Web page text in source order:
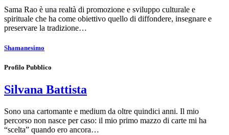
Sama Rao è una realtà di promozione e sviluppo culturale e
spirituale che ha come obiettivo quello di diffondere, insegnare e
preservare la tradizione…
Shamanesimo
Profilo Pubblico
Silvana Battista
Sono una cartomante e medium da oltre quindici anni. Il mio
percorso non nasce per caso: il mio primo mazzo di carte mi ha
“scelta” quando ero ancora…